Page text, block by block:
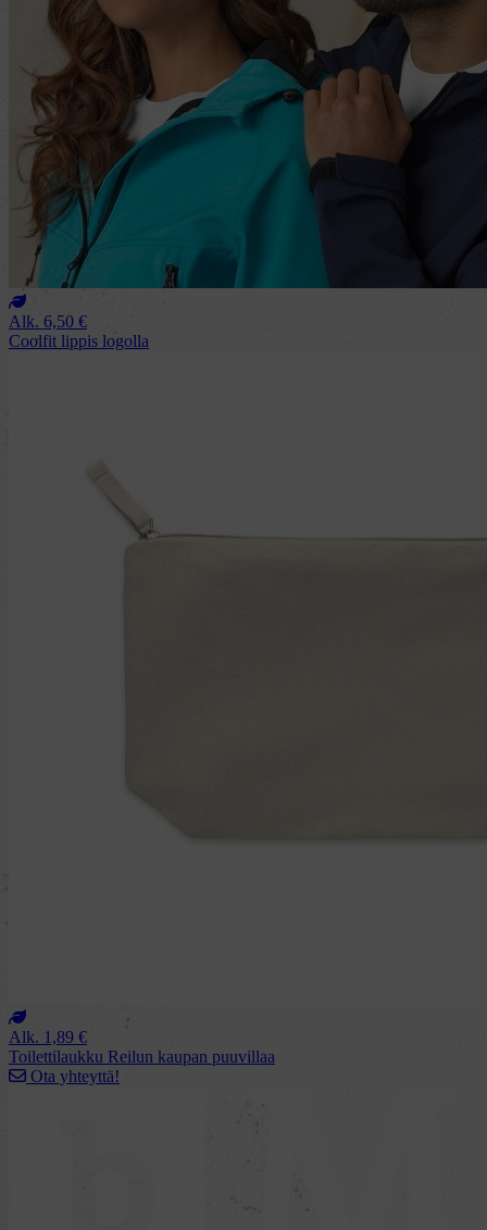
Alk. 6,50 €
Coolfit lippis logolla
Alk. 1,89 €
Toilettilaukku Reilun kaupan puuvillaa
Ota yhteyttä!